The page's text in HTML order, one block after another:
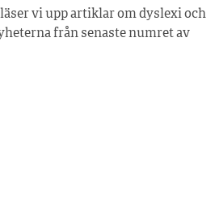
vi upp artiklar om dyslexi och
från senaste numret av